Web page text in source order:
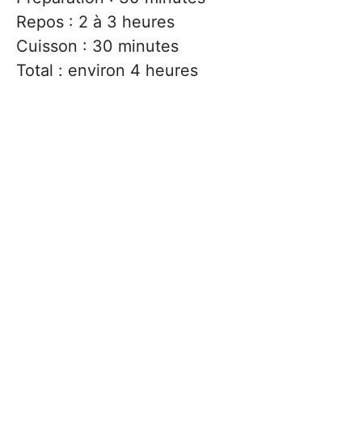
Repos : 2 à 3 heures
Cuisson : 30 minutes
Total : environ 4 heures